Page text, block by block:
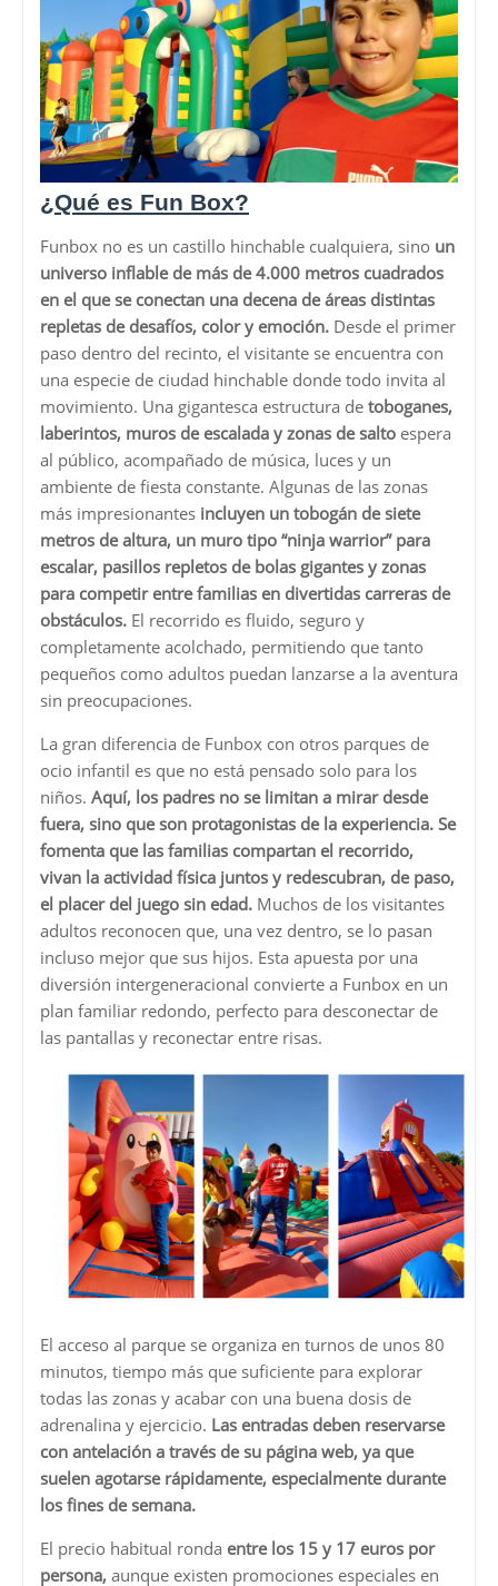
¿Qué es Fun Box?
Funbox no es un castillo hinchable cualquiera, sino un
universo inflable de más de 4.000 metros cuadrados
en el que se conectan una decena de áreas distintas
repletas de desafíos, color y emoción. Desde el primer
paso dentro del recinto, el visitante se encuentra con
una especie de ciudad hinchable donde todo invita al
movimiento. Una gigantesca estructura de toboganes,
laberintos, muros de escalada y zonas de salto espera
al público, acompañado de música, luces y un
ambiente de fiesta constante. Algunas de las zonas
más impresionantes incluyen un tobogán de siete
metros de altura, un muro tipo “ninja warrior” para
escalar, pasillos repletos de bolas gigantes y zonas
para competir entre familias en divertidas carreras de
obstáculos. El recorrido es fluido, seguro y
completamente acolchado, permitiendo que tanto
pequeños como adultos puedan lanzarse a la aventura
sin preocupaciones.
La gran diferencia de Funbox con otros parques de
ocio infantil es que no está pensado solo para los
niños. Aquí, los padres no se limitan a mirar desde
fuera, sino que son protagonistas de la experiencia. Se
fomenta que las familias compartan el recorrido,
vivan la actividad física juntos y redescubran, de paso,
el placer del juego sin edad. Muchos de los visitantes
adultos reconocen que, una vez dentro, se lo pasan
incluso mejor que sus hijos. Esta apuesta por una
diversión intergeneracional convierte a Funbox en un
plan familiar redondo, perfecto para desconectar de
las pantallas y reconectar entre risas.
El acceso al parque se organiza en turnos de unos 80
minutos, tiempo más que suficiente para explorar
todas las zonas y acabar con una buena dosis de
adrenalina y ejercicio. Las entradas deben reservarse
con antelación a través de su página web, ya que
suelen agotarse rápidamente, especialmente durante
los fines de semana.
El precio habitual ronda entre los 15 y 17 euros por
persona, aunque existen promociones especiales en